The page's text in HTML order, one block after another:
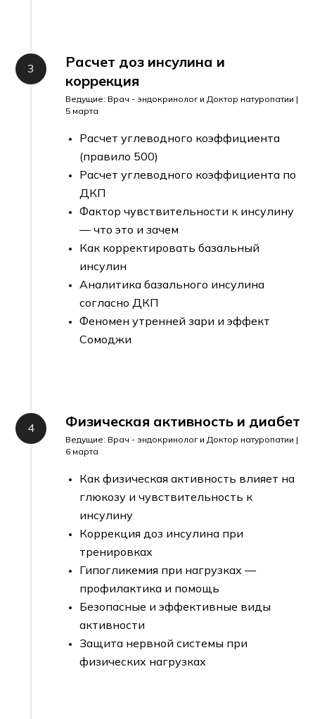
Расчет доз инсулина и
коррекция
Ведущие: Врач - эндокринолог и Доктор натуропатии |
5 марта
Расчет углеводного коэффициента
(правило 500)
Расчет углеводного коэффициента по
ДКП
Фактор чувствительности к инсулину
— что это и зачем
Как корректировать базальный
инсулин
Аналитика базального инсулина
согласно ДКП
Феномен утренней зари и эффект
Сомоджи
Физическая активность и диабет
Ведущие: Врач - эндокринолог и Доктор натуропатии |
6 марта
Как физическая активность влияет на
глюкозу и чувствительность к
инсулину
Коррекция доз инсулина при
тренировках
Гипогликемия при нагрузках —
профилактика и помощь
Безопасные и эффективные виды
активности
Защита нервной системы при
физических нагрузках